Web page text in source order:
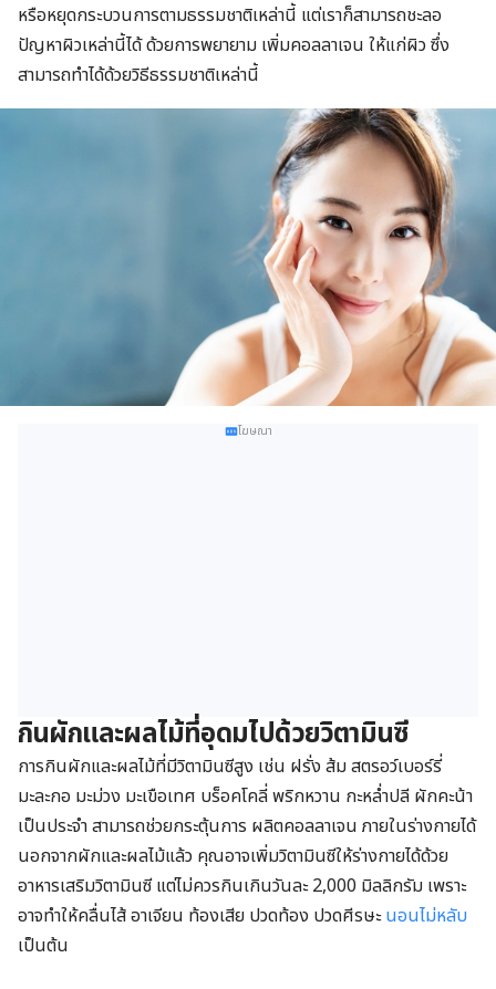
หรือหยุดกระบวนการตามธรรมชาติเหล่านี้ แต่เราก็สามารถชะลอ
ปัญหาผิวเหล่านี้ได้ ด้วยการพยายาม เพิ่มคอลลาเจน ให้แก่ผิว ซึ่ง
สามารถทำได้ด้วยวิธีธรรมชาติเหล่านี้
โฆษณา
กินผักและผลไม้ที่อุดมไปด้วยวิตามินซี
การกินผักและผลไม้ที่มีวิตามินซีสูง เช่น ฝรั่ง ส้ม สตรอว์เบอร์รี่
มะละกอ มะม่วง มะเขือเทศ บร็อคโคลี่ พริกหวาน กะหล่ำปลี ผักคะน้า
เป็นประจำ สามารถช่วยกระตุ้นการ ผลิตคอลลาเจน ภายในร่างกายได้
นอกจากผักและผลไม้แล้ว คุณอาจเพิ่มวิตามินซีให้ร่างกายได้ด้วย
อาหารเสริมวิตามินซี แต่ไม่ควรกินเกินวันละ 2,000 มิลลิกรัม เพราะ
อาจทำให้คลื่นไส้ อาเจียน ท้องเสีย ปวดท้อง ปวดศีรษะนอนไม่หลับ
เป็นต้น